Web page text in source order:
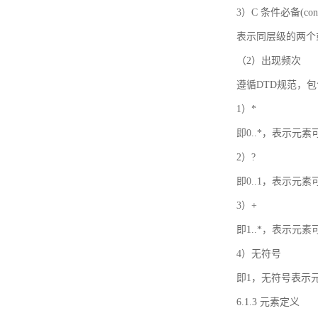
3）C 条件必备
表示同层级的两
（2）出现频次
遵循DTD规范，
1）*
即0..*，表示元素
2）?
即0..1，表示元素
3）+
即1..*，表示元素
4）无符号
即1，无符号表示
6.1.3 元素定义